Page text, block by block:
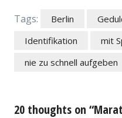
Tags: Berlin
Identifikation
mit
nie zu schnell aufgeben
20 thoughts on